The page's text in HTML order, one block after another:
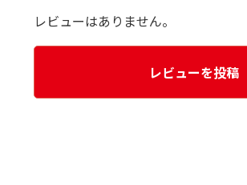
レビューはありません。
レビューを投稿